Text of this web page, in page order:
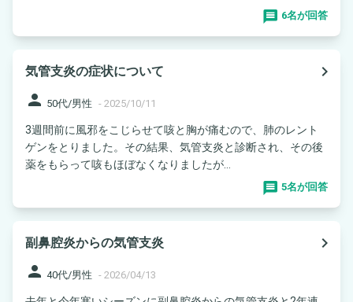
6名が回答
気管支炎の症状について
navigate_next
person 50代/男性 - 2025/10/11
3週間前に風邪をこじらせて咳と胸が痛むので、肺のレント
ゲンをとりました。その結果、気管支炎と診断され、その後
薬をもらって咳もほぼなくなりましたが...
5名が回答
副鼻腔炎からの気管支炎
navigate_next
person 40代/男性 - 2026/04/13